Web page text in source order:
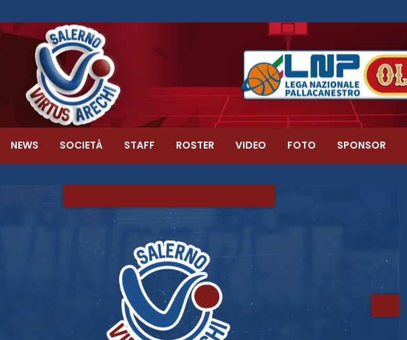
NEWS SOCIETÀ STAFF ROSTER VIDEO FOTO SPONSOR